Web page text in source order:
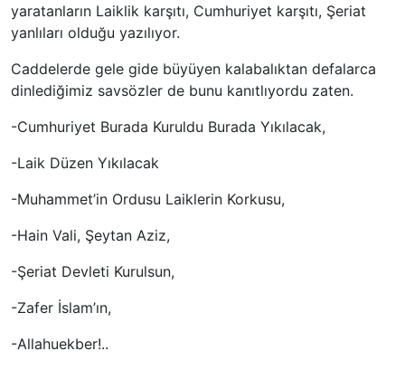
yaratanların Laiklik karşıtı, Cumhuriyet karşıtı, Şeriat
yanlıları olduğu yazılıyor.
Caddelerde gele gide büyüyen kalabalıktan defalarca
dinlediğimiz savsözler de bunu kanıtlıyordu zaten.
-Cumhuriyet Burada Kuruldu Burada Yıkılacak,
-Laik Düzen Yıkılacak
-Muhammet’in Ordusu Laiklerin Korkusu,
-Hain Vali, Şeytan Aziz,
-Şeriat Devleti Kurulsun,
-Zafer İslam’ın,
-Allahuekber!..